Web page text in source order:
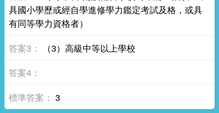
具國小學歷或經自學進修學力鑑定考試及格，或具
有同等學力資格者）
（3）高級中等以上學校
3